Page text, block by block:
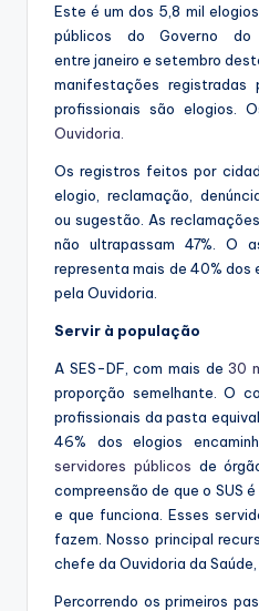
Este é um dos 5,8 mil
públicos do Governo do
entre janeiro e setembro
manifestações registradas
profissionais são elogios.
Ouvidoria.
Os registros feitos por
elogio, reclamação,
ou sugestão. As
não ultrapassam 47%. O
representa mais de 40% dos
pela Ouvidoria.
Servir à população
A SES-DF, com mais de30
proporção semelhante. O
profissionais da pasta
46% dos elogios
servidores públicos de
compreensão de que o SUS
e que funciona. Esses
fazem. Nosso principal
chefe da Ouvidoria da Saúde,
Percorrendo os primeiros